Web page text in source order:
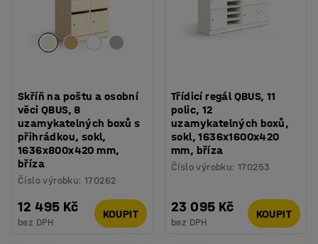
Skříň na poštu a osobní
věci QBUS, 8
uzamykatelných boxů s
přihrádkou, sokl,
1636x800x420 mm,
bříza
Číslo výrobku:170262
12 495 Kč
bez DPH
KOUPIT
Třídicí regál QBUS, 11
polic, 12
uzamykatelných boxů,
sokl, 1636x1600x420
mm, bříza
Číslo výrobku:170253
23 095 Kč
bez DPH
KOUPIT